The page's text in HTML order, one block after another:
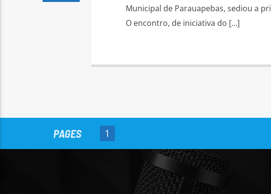
Municipal de Parauapebas, sediou a
O encontro, de iniciativa do […]
PAGES 1